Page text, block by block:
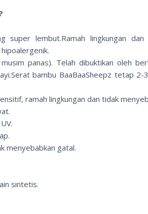
lembut.Ramah lingkungan
panas). Telah dibuktikan oleh
bambu BaaBaaSheepz tetap
ramah lingkungan dan tidak
menyebabkan gatal.
sintetis.